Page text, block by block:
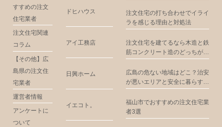
すすめの注文
住宅業者
注文住宅関連
コラム
【その他】広
島県の注文住
宅業者
運営者情報
アンケートに
ついて
ドヒハウス
アイ工務店
日興ホーム
イエコト。
注文住宅の打ち合わせでイライ
ラを感じる理由と対処法
注文住宅を建てるなら木造と鉄
筋コンクリート造のどっちがお
広島の危ない地域はどこ？治安
が悪いエリアと安全に暮らすた
福山市でおすすめの注文住宅業
者3選